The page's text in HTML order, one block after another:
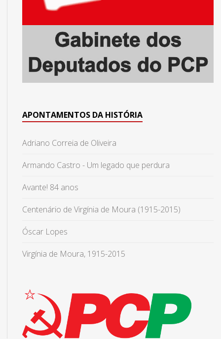
APONTAMENTOS DA HISTÓRIA
Adriano Correia de Oliveira
Armando Castro - Um legado que perdura
Avante! 84 anos
Centenário de Virgínia de Moura (1915-2015)
Óscar Lopes
Virgínia de Moura, 1915-2015